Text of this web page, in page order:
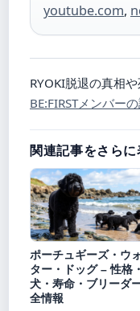
youtube.com,
RYOKI脱退の真相
BE:FIRSTメンバー
関連記事をさらに
ポーチュギーズ・ウ
ター・ドッグ – 性格
犬・寿命・ブリーダ
全情報